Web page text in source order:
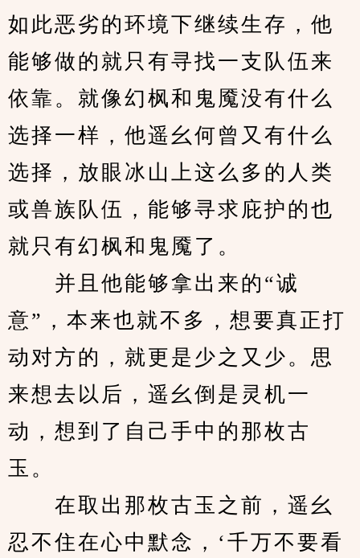
如此恶劣的环境下继续生存，他
能够做的就只有寻找一支队伍来
依靠。就像幻枫和鬼魇没有什么
选择一样，他遥幺何曾又有什么
选择，放眼冰山上这么多的人类
或兽族队伍，能够寻求庇护的也
就只有幻枫和鬼魇了。
并且他能够拿出来的“诚
意”，本来也就不多，想要真正打
动对方的，就更是少之又少。思
来想去以后，遥幺倒是灵机一
动，想到了自己手中的那枚古
玉。
在取出那枚古玉之前，遥幺
忍不住在心中默念，‘千万不要看